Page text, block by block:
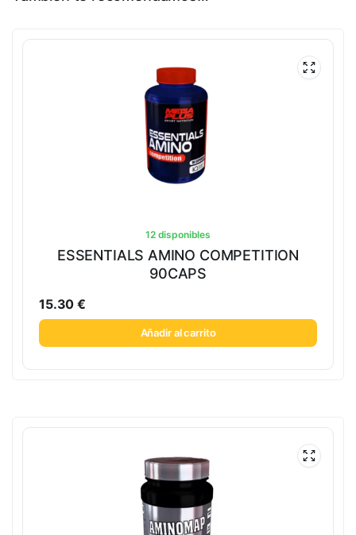
12 disponibles
ESSENTIALS AMINO COMPETITION
90CAPS
15.30€
Añadir al carrito